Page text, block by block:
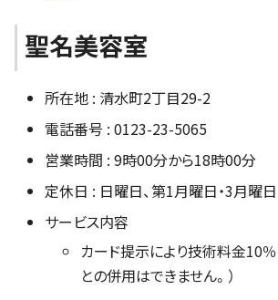
聖名美容室
所在地 : 清水町2丁目29-2
電話番号 : 0123-23-5065
営業時間 : 9時00分から18時00分
定休日 : 日曜日、第1月曜日・3月曜日
サービス内容
カード提示により技術料金10
との併用はできません。）